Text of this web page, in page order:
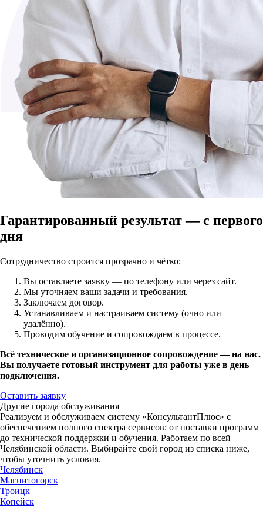
Гарантированный результат — с первого
дня
Сотрудничество строится прозрачно и чётко:
Вы оставляете заявку — по телефону или через сайт.
Мы уточняем ваши задачи и требования.
Заключаем договор.
Устанавливаем и настраиваем систему (очно или
удалённо).
Проводим обучение и сопровождаем в процессе.
Всё техническое и организационное сопровождение — на нас.
Вы получаете готовый инструмент для работы уже в день
подключения.
Оставить заявку
Другие города обслуживания
Реализуем и обслуживаем систему «КонсультантПлюс» с
обеспечением полного спектра сервисов: от поставки программ
до технической поддержки и обучения. Работаем по всей
Челябинской области. Выбирайте свой город из списка ниже,
чтобы уточнить условия.
Челябинск
Магнитогорск
Троицк
Копейск